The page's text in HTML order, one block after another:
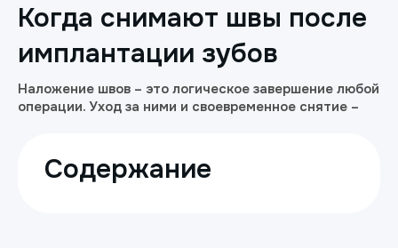
Когда снимают швы после
имплантации зубов
Наложение швов – это логическое завершение любой
операции. Уход за ними и своевременное снятие –
Содержание